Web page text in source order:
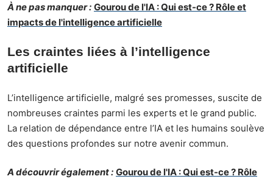
À ne pas manquer : Gourou de l'IA : Qui est-ce ? Rôle et
impacts de l'intelligence artificielle
Les craintes liées à l’intelligence
artificielle
L’intelligence artificielle, malgré ses promesses, suscite de
nombreuses craintes parmi les experts et le grand public.
La relation de dépendance entre l’IA et les humains soulève
des questions profondes sur notre avenir commun.
A découvrir également : Gourou de l'IA : Qui est-ce ? Rôle